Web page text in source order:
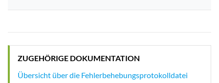
ZUGEHÖRIGE DOKUMENTATION
Übersicht über die Fehlerbehebungsprotokolldatei